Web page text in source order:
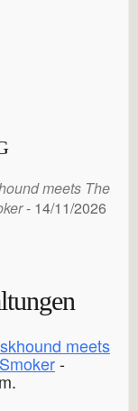
meets The
- 14/11/2026
meets
-